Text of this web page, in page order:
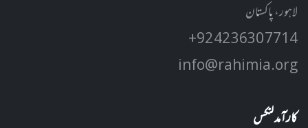
لاہور، پاکستان
+92 42 3630 7714
info@rahimia.org
کارآمد لنکس